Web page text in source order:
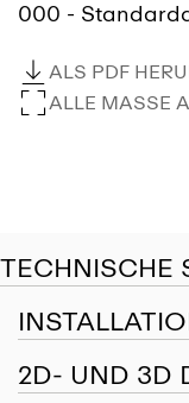
000 -
ALS PDF
ALLE MASSE
TECHNISCHE
2D- UND 3D